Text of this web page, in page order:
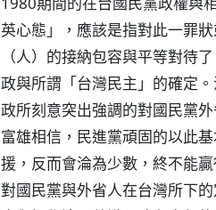
英心態」，應該是指對此一罪
（人）的接納包容與平等對待
政與所謂「台灣民主」的確定
政所刻意突出強調的對國民黨
富雄相信，民進黨頑固的以此
援，反而會淪為少數，終不能
對國民黨與外省人在台灣所下